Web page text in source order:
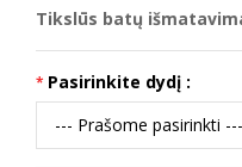
Tikslūs batų
Pasirinkite dydį :